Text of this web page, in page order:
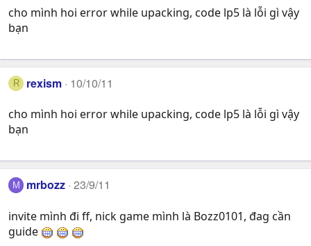
cho mình hoi error while upacking, code lp5 là lỗi gì vậy
bạn
R rexism 10/10/11
cho mình hoi error while upacking, code lp5 là lỗi gì vậy
bạn
M mrbozz 23/9/11
invite mình đi ff, nick game mình là Bozz0101, đag cần
guide